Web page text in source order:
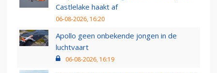
Castlelake haakt af
06-08-2026, 16:20
Apollo geen onbekende jongen in de
luchtvaart
06-08-2026, 16:19